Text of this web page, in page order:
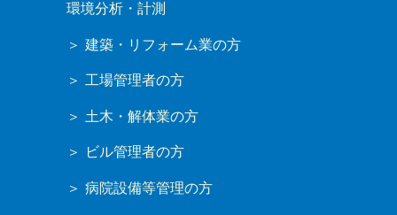
環境分析・計測
建築・リフォーム業の方
工場管理者の方
土木・解体業の方
ビル管理者の方
病院設備等管理の方